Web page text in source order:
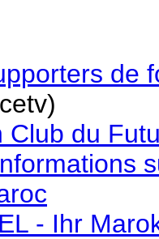
de
Club du
- Ihr